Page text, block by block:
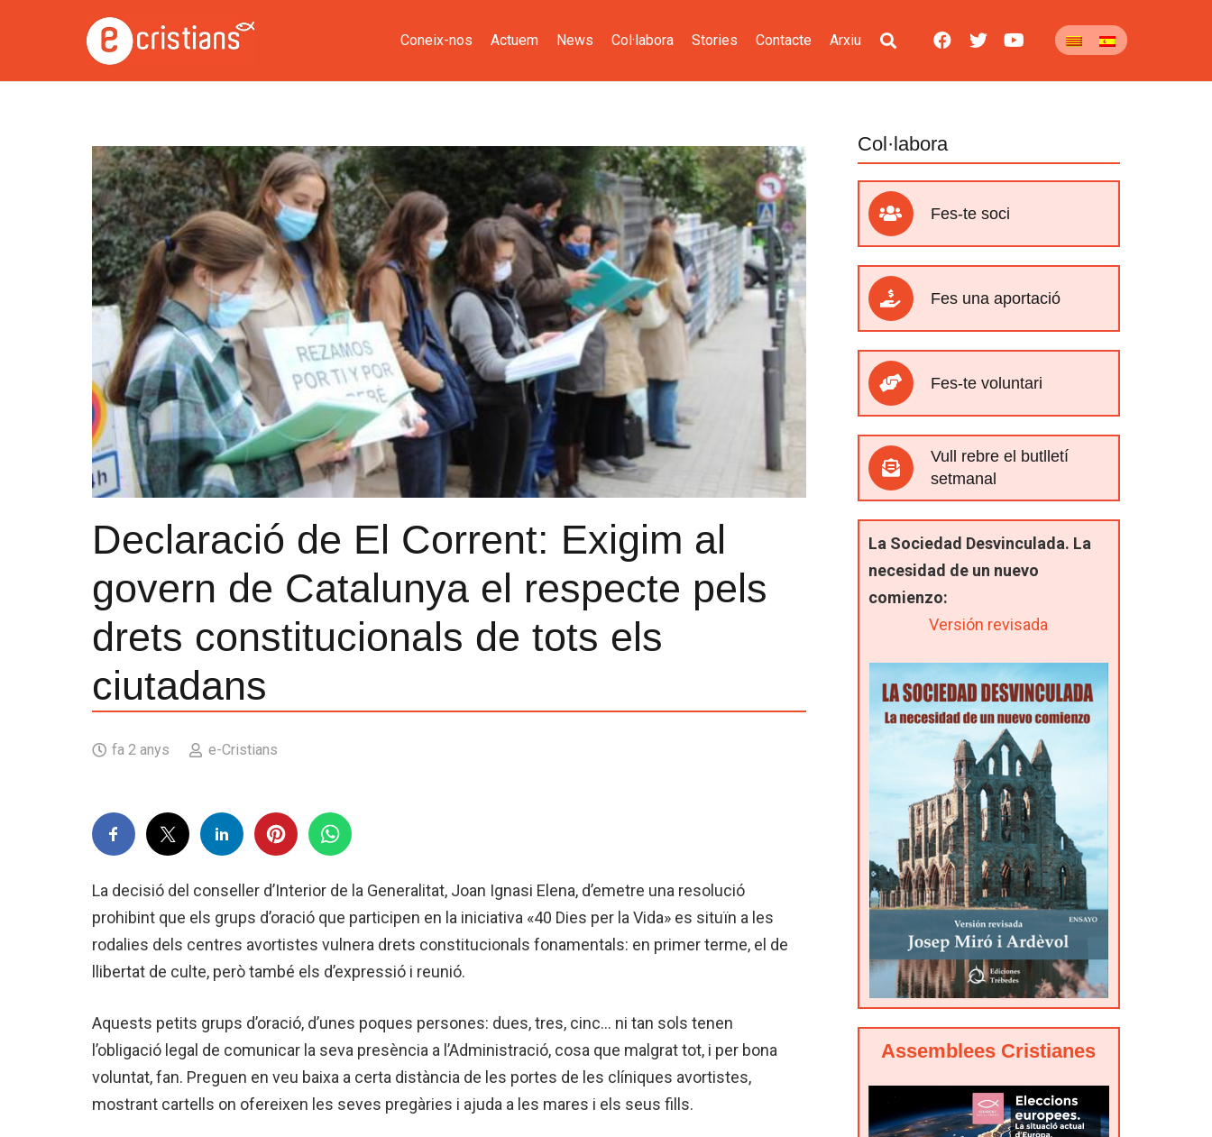
Coneix-nos Actuem News Col·labora Stories Contacte Arxiu
Declaració de El Corrent: Exigim al
govern de Catalunya el respecte pels
drets constitucionals de tots els
ciutadans
fa 2 anys e-Cristians
La decisió del conseller d’Interior de la Generalitat, Joan Ignasi Elena, d’emetre una resolució
prohibint que els grups d’oració que participen en la iniciativa «40 Dies per la Vida» es situïn a les
rodalies dels centres avortistes vulnera drets constitucionals fonamentals: en primer terme, el de
llibertat de culte, però també els d’expressió i reunió.
Aquests petits grups d’oració, d’unes poques persones: dues, tres, cinc… ni tan sols tenen
l’obligació legal de comunicar la seva presència a l’Administració, cosa que malgrat tot, i per bona
voluntat, fan. Preguen en veu baixa a certa distància de les portes de les clíniques avortistes,
mostrant cartells on ofereixen les seves pregàries i ajuda a les mares i els seus fills.
Col·labora
Fes-te soci
Fes una aportació
Fes-te voluntari
Vull rebre el butlletí
setmanal
La Sociedad Desvinculada. La
necesidad de un nuevo
comienzo:
Versión revisada
Assemblees Cristianes